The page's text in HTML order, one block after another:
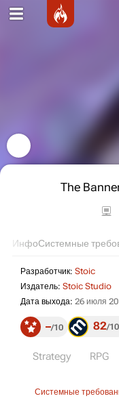
The
ИнфоСистемные
Разработчик: Stoic
Издатель: Stoic Studio
Дата выхода: 26 июля
– 10 82
Strategy RPG
Системные